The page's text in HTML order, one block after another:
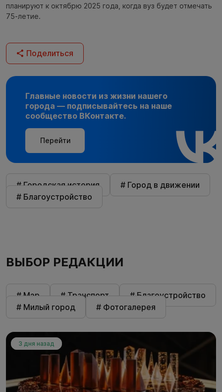
планируют к октябрю 2025 года, когда вуз будет отмечать
75-летие.
Поделиться
Главные новости из жизни нашего
города — подписывайтесь на наше
сообщество ВКонтакте.
Перейти
# Городская история
# Город в движении
# Благоустройство
ВЫБОР РЕДАКЦИИ
# Мэр # Транспорт
# Благоустройство
# Милый город
# Фотогалерея
3 дня назад